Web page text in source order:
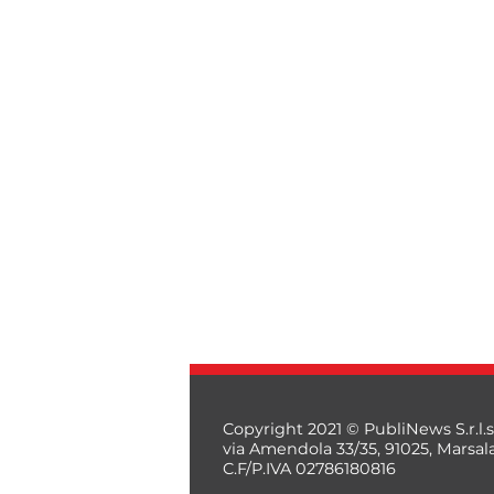
Copyright 2021 © PubliNews
via Amendola 33/35, 91025,
C.F/P.IVA 02786180816